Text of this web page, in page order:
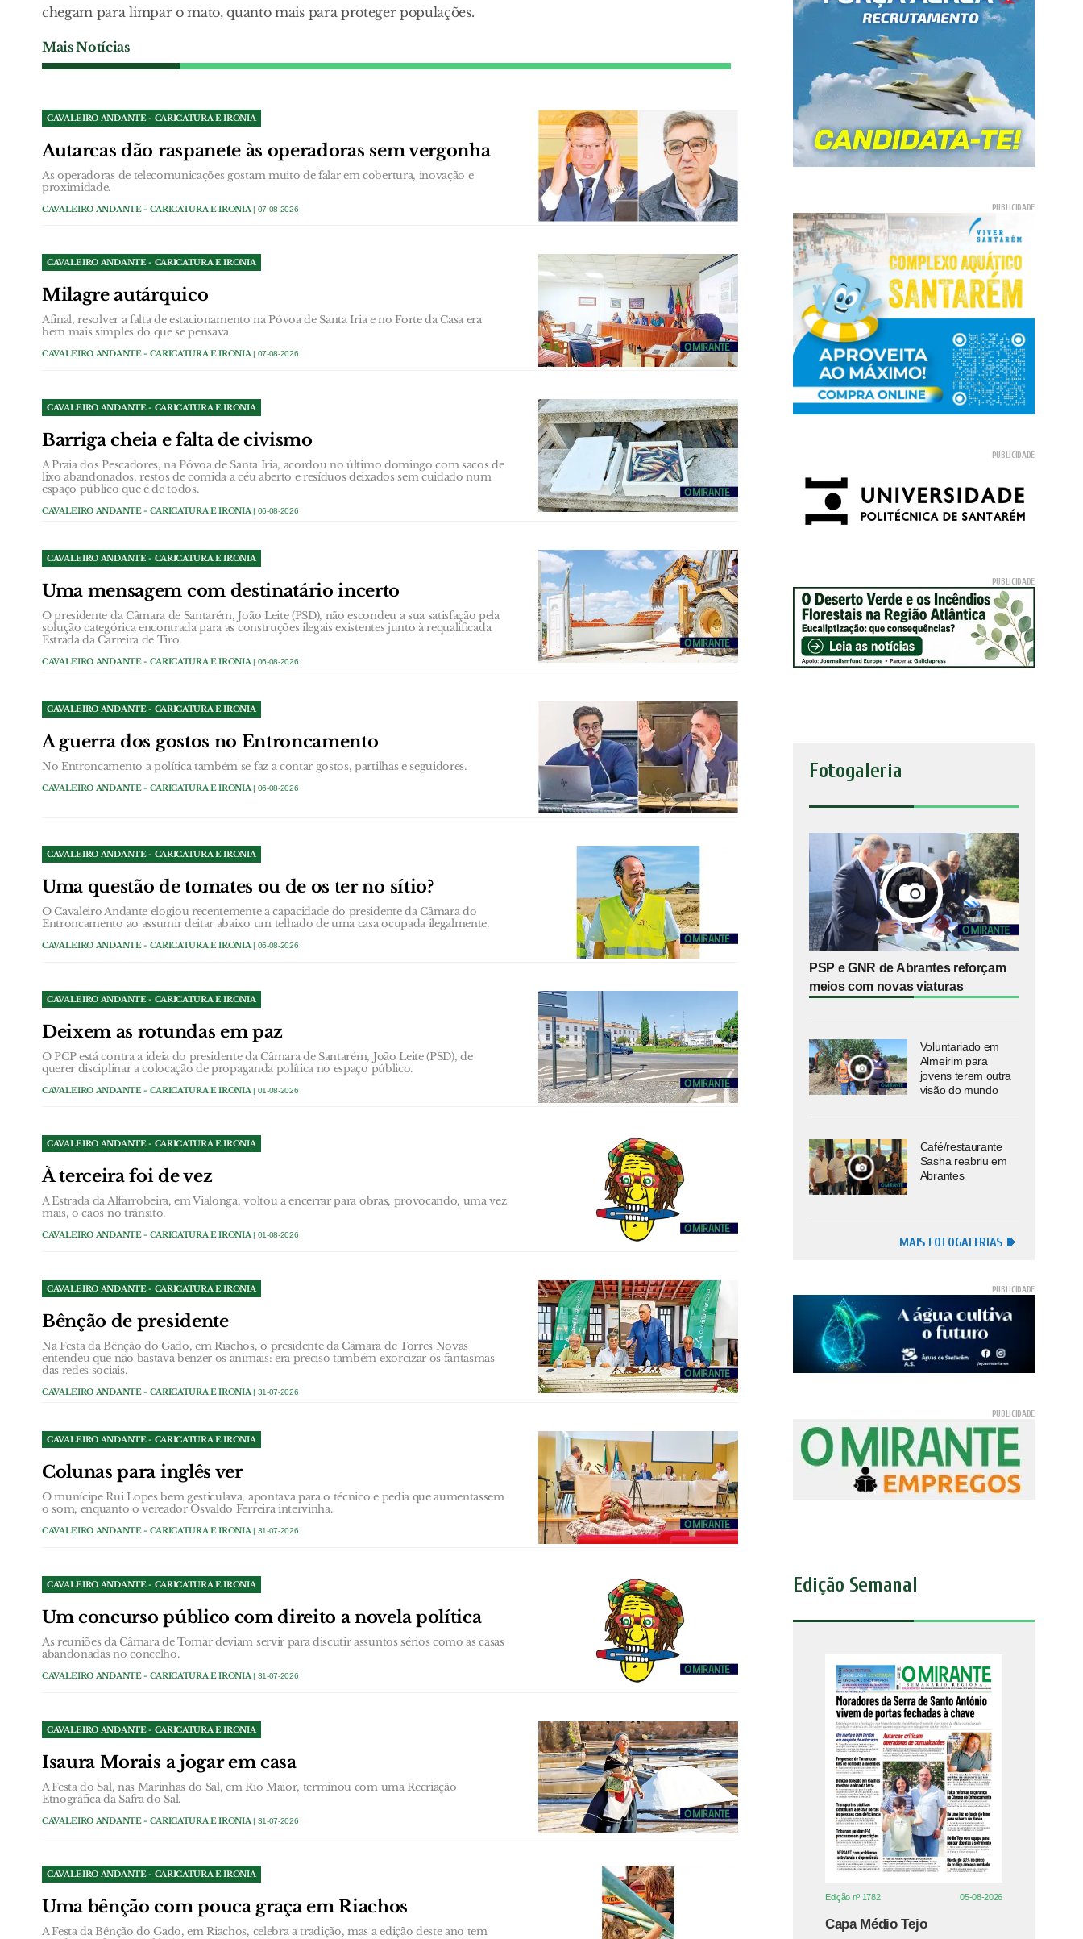
chegam para limpar o mato, quanto mais para proteger populações.
Mais Notícias
CAVALEIRO ANDANTE - CARICATURA E IRONIA
Autarcas dão raspanete às operadoras sem vergonha
As operadoras de telecomunicações gostam muito de falar em cobertura, inovação e
proximidade.
CAVALEIRO ANDANTE - CARICATURA E IRONIA | 07-08-2026
CAVALEIRO ANDANTE - CARICATURA E IRONIA
Milagre autárquico
Afinal, resolver a falta de estacionamento na Póvoa de Santa Iria e no Forte da Casa era
bem mais simples do que se pensava.
CAVALEIRO ANDANTE - CARICATURA E IRONIA| 07-08-2026
CAVALEIRO ANDANTE - CARICATURA E IRONIA
Barriga cheia e falta de civismo
A Praia dos Pescadores, na Póvoa de Santa Iria, acordou no último domingo com sacos de
lixo abandonados, restos de comida a céu aberto e resíduos deixados sem cuidado num
espaço público que é de todos.
CAVALEIRO ANDANTE - CARICATURA E IRONIA | 06-08-2026
CAVALEIRO ANDANTE - CARICATURA E IRONIA
Uma mensagem com destinatário incerto
O presidente da Câmara de Santarém, João Leite (PSD), não escondeu a sua satisfação pela
solução categórica encontrada para as construções ilegais existentes junto à requalificada
Estrada da Carreira de Tiro.
CAVALEIRO ANDANTE - CARICATURA E IRONIA | 06-08-2026
CAVALEIRO ANDANTE - CARICATURA E IRONIA
A guerra dos gostos no Entroncamento
No Entroncamento a política também se faz a contar gostos, partilhas e seguidores.
CAVALEIRO ANDANTE - CARICATURA E IRONIA | 06-08-2026
CAVALEIRO ANDANTE - CARICATURA E IRONIA
Uma questão de tomates ou de os ter no sítio?
O Cavaleiro Andante elogiou recentemente a capacidade do presidente da Câmara do
Entroncamento ao assumir deitar abaixo um telhado de uma casa ocupada ilegalmente.
CAVALEIRO ANDANTE - CARICATURA E IRONIA | 06-08-2026
CAVALEIRO ANDANTE - CARICATURA E IRONIA
Deixem as rotundas em paz
O PCP está contra a ideia do presidente da Câmara de Santarém, João Leite (PSD), de
querer disciplinar a colocação de propaganda política no espaço público.
CAVALEIRO ANDANTE - CARICATURA E IRONIA | 01-08-2026
CAVALEIRO ANDANTE - CARICATURA E IRONIA
À terceira foi de vez
A Estrada da Alfarrobeira, em Vialonga, voltou a encerrar para obras, provocando, uma vez
mais, o caos no trânsito.
CAVALEIRO ANDANTE - CARICATURA E IRONIA| 01-08-2026
CAVALEIRO ANDANTE - CARICATURA E IRONIA
Bênção de presidente
Na Festa da Bênção do Gado, em Riachos, o presidente da Câmara de Torres Novas
entendeu que não bastava benzer os animais: era preciso também exorcizar os fantasmas
das redes sociais.
CAVALEIRO ANDANTE - CARICATURA E IRONIA | 31-07-2026
CAVALEIRO ANDANTE - CARICATURA E IRONIA
Colunas para inglês ver
O munícipe Rui Lopes bem gesticulava, apontava para o técnico e pedia que aumentassem
o som, enquanto o vereador Osvaldo Ferreira intervinha.
CAVALEIRO ANDANTE - CARICATURA E IRONIA | 31-07-2026
CAVALEIRO ANDANTE - CARICATURA E IRONIA
Um concurso público com direito a novela política
As reuniões da Câmara de Tomar deviam servir para discutir assuntos sérios como as casas
abandonadas no concelho.
CAVALEIRO ANDANTE - CARICATURA E IRONIA | 31-07-2026
CAVALEIRO ANDANTE - CARICATURA E IRONIA
Isaura Morais a jogar em casa
A Festa do Sal, nas Marinhas do Sal, em Rio Maior, terminou com uma Recriação
Etnográfica da Safra do Sal.
CAVALEIRO ANDANTE - CARICATURA E IRONIA | 31-07-2026
CAVALEIRO ANDANTE - CARICATURA E IRONIA
Uma bênção com pouca graça em Riachos
A Festa da Bênção do Gado, em Riachos, celebra a tradição, mas a edição deste ano tem
Fotogaleria
PSP e GNR de Abrantes reforçam
meios com novas viaturas
Voluntariado em
Almeirim para
jovens terem outra
visão do mundo
Café/restaurante
Sasha reabriu em
Abrantes
MAIS FOTOGALERIAS
Edição Semanal
Edição nº 1782 05-08-2026
Capa Médio Tejo